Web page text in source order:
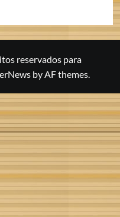
reservados para
by AF themes.